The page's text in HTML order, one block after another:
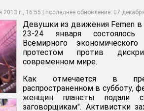
г., 16:55 | последнее обновление: 07
женщин в современном мире
форума
Девушки из движения Femen
23-24 января состоялось
Всемирного
протестом против
современном мире.
Как отмечается в
распространенном в субботу,
женщин планеты подали
заговорщикам". Активистки